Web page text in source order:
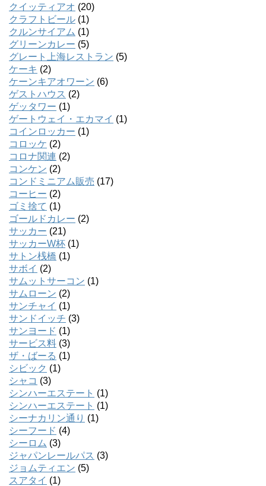
クイッティアオ (20)
クラフトビール (1)
クルンサイアム (1)
グリーンカレー (5)
グレート上海レストラン (5)
ケーキ (2)
ケーンキアオワーン (6)
ゲストハウス (2)
ゲッタワー (1)
ゲートウェイ・エカマイ (1)
コインロッカー (1)
コロッケ (2)
コロナ関連 (2)
コンケン (2)
コンドミニアム販売 (17)
コーヒー (2)
ゴミ捨て (1)
ゴールドカレー (2)
サッカー (21)
サッカーW杯 (1)
サトン桟橋 (1)
サボイ (2)
サムットサーコン (1)
サムローン (2)
サンチャイ (1)
サンドイッチ (3)
サンヨード (1)
サービス料 (3)
ザ・ばーる (1)
シビック (1)
シャコ (3)
シンハーエステート (1)
シンハーエステート (1)
シーナカリン通り (1)
シーフード (4)
シーロム (3)
ジャパンレールパス (3)
ジョムティエン (5)
スアタイ (1)